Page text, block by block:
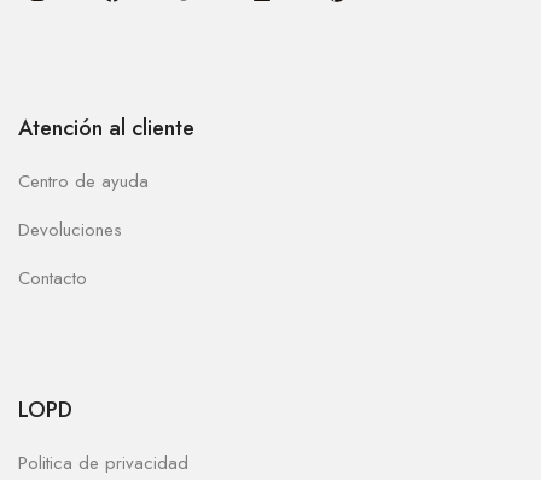
Atención al cliente
Centro de ayuda
Devoluciones
Contacto
LOPD
Politica de privacidad